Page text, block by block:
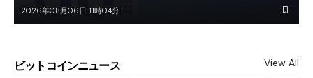
2026年08月06日 11時04分
ビットコインニュース View All